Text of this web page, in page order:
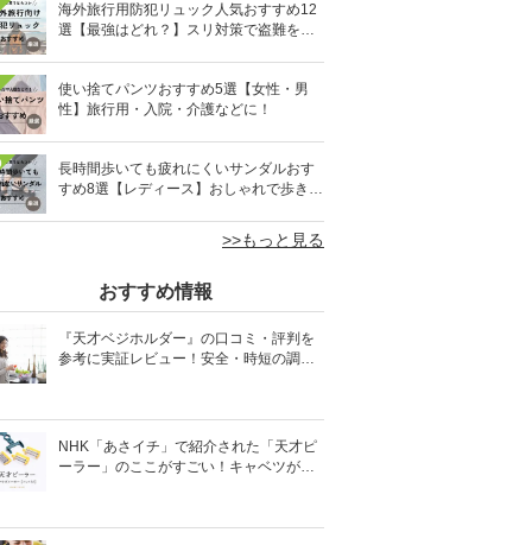
海外旅行用防犯リュック人気おすすめ12
選【最強はどれ？】スリ対策で盗難を防
使い捨てパンツおすすめ5選【女性・男
性】旅行用・入院・介護などに！
長時間歩いても疲れにくいサンダルおす
すめ8選【レディース】おしゃれで歩きや
>>もっと見る
おすすめ情報
『天才ベジホルダー』の口コミ・評判を
参考に実証レビュー！安全・時短の調理
NHK「あさイチ」で紹介された「天才ピ
ーラー」のここがすごい！キャベツがほ